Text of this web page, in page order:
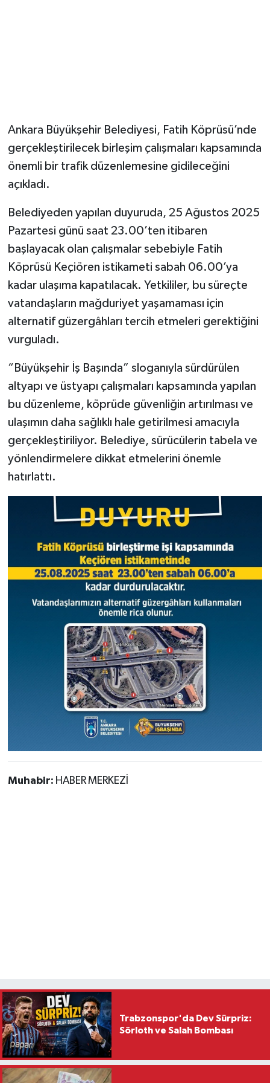
Ankara Büyükşehir Belediyesi, Fatih Köprüsü’nde
gerçekleştirilecek birleşim çalışmaları kapsamında
önemli bir trafik düzenlemesine gidileceğini
açıkladı.
Belediyeden yapılan duyuruda, 25 Ağustos 2025
Pazartesi günü saat 23.00’ten itibaren
başlayacak olan çalışmalar sebebiyle Fatih
Köprüsü Keçiören istikameti sabah 06.00’ya
kadar ulaşıma kapatılacak. Yetkililer, bu süreçte
vatandaşların mağduriyet yaşamaması için
alternatif güzergâhları tercih etmeleri gerektiğini
vurguladı.
“Büyükşehir İş Başında” sloganıyla sürdürülen
altyapı ve üstyapı çalışmaları kapsamında yapılan
bu düzenleme, köprüde güvenliğin artırılması ve
ulaşımın daha sağlıklı hale getirilmesi amacıyla
gerçekleştiriliyor. Belediye, sürücülerin tabela ve
yönlendirmelere dikkat etmelerini önemle
hatırlattı.
Muhabir: HABER MERKEZİ
Trabzonspor'da Dev Sürpriz:
Sörloth ve Salah Bombası
Siyaset
Sokak Hayvanlarını Sahiplendirme
Sonsöz Özel
Yaşam